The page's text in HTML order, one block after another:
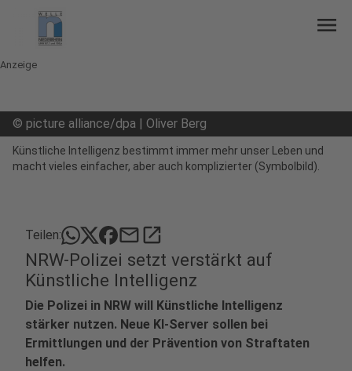
menu
Anzeige
© picture alliance/dpa | Oliver Berg
Künstliche Intelligenz bestimmt immer mehr unser Leben und
macht vieles einfacher, aber auch komplizierter (Symbolbild).
Teilen: mailopen_in_new
NRW-Polizei setzt verstärkt auf
Künstliche Intelligenz
Die Polizei in NRW will Künstliche Intelligenz
stärker nutzen. Neue KI-Server sollen bei
Ermittlungen und der Prävention von Straftaten
helfen.